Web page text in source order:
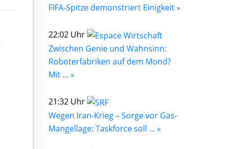
FIFA-Spitze demonstriert Einigkeit »
22:02 Uhr
Zwischen Genie und Wahnsinn:
Roboterfabriken auf dem Mond?
Mit ... »
21:32 Uhr
Wegen Iran-Krieg – Sorge vor Gas-
Mangellage: Taskforce soll ... »